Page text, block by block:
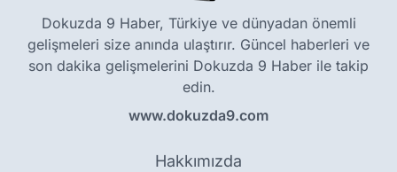
Dokuzda 9 Haber, Türkiye ve dünyadan önemli
gelişmeleri size anında ulaştırır. Güncel haberleri ve
son dakika gelişmelerini Dokuzda 9 Haber ile takip
edin.
www.dokuzda9.com
Hakkımızda